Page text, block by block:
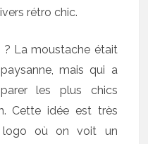
rétro chic.
? La moustache était
mais qui a
les plus chics
Cette idée est très
logo où on voit un